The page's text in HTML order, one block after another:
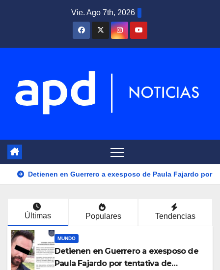
Vie. Ago 7th, 2026
Detienen en Guerrero a exesposo de Paula Fajardo por
Últimas Populares Tendencias
MUNDO
Detienen en Guerrero a exesposo de
Paula Fajardo por tentativa de